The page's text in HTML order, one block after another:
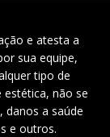
e atesta a
sua equipe,
tipo de
não se
danos a saúde
e outros.